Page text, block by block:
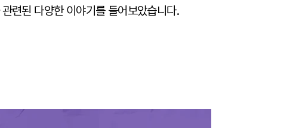
련된 다양한 이야기를 들어보았습니다.